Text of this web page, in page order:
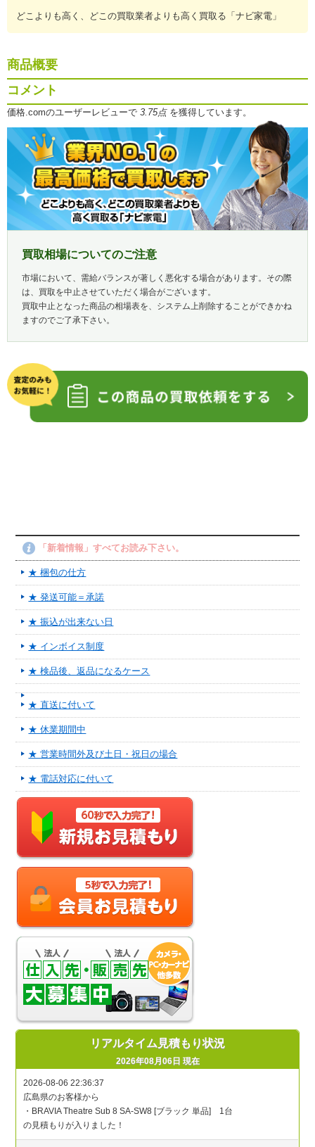
どこよりも高く、どこの買取業者よりも高く買取る「ナビ家電」
商品概要
コメント
価格.comのユーザーレビューで 3.75点を獲得しています。
買取相場についてのご注意
市場において、需給バランスが著しく悪化する場合があります。その際
は、買取を中止させていただく場合がございます。
買取中止となった商品の相場表を、システム上削除することができかね
ますのでご了承下さい。
「新着情報」すべてお読み下さい。
★ 梱包の仕方
★ 発送可能＝承諾
★ 振込が出来ない日
★ インボイス制度
★ 検品後、返品になるケース
★ 直送に付いて
★ 休業期間中
★ 営業時間外及び土日・祝日の場合
★ 電話対応に付いて
リアルタイム見積もり状況
2026年08月06日 現在